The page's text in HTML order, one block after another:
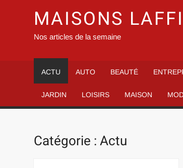
MAISONS
Nos articles de la semaine
ACTU AUTO BEAUTÉ
JARDIN LOISIRS MAISON
Catégorie :Actu